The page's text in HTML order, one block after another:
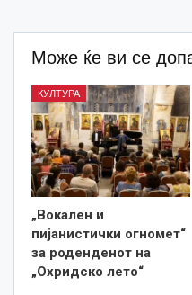
Може ќе ви се
КУЛТУРА
„Вокален и
пијанистички огномет“
за роденденот на
„Охридско лето“